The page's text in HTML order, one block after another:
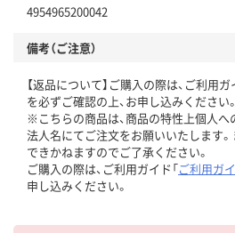
4954965200042
備考（ご注意）
【返品について】ご購入の際は、ご利用ガ
を必ずご確認の上、お申し込みください。
※こちらの商品は、商品の特性上個人へ
法人名にてご注文をお願いいたします
できかねますのでご了承ください。
ご購入の際は、ご利用ガイド「ご利用ガ
申し込みください。